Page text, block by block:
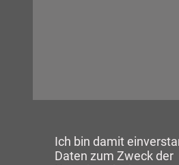
Ich bin damit
Daten zum Zweck der